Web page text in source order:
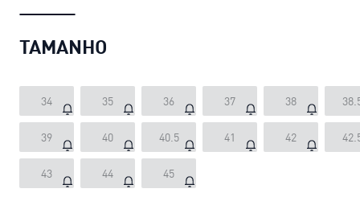
TAMANHO
34 35 36 37 38
39 40 40.5 41 42
43 44 45